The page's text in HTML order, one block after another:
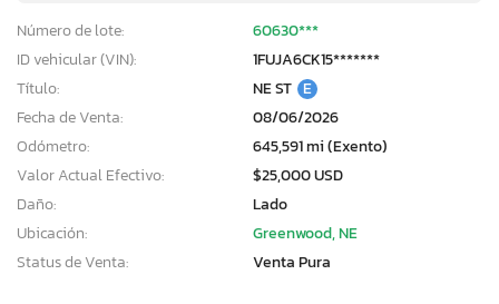
Número de lote:
60630***
ID vehicular (VIN):
1FUJA6CK15*******
Título:
NE ST E
Fecha de Venta:
08/06/2026
Odómetro:
645,591 mi (Exento)
Valor Actual Efectivo:
$25,000 USD
Daño:
Lado
Ubicación:
Greenwood, NE
Status de Venta:
Venta Pura